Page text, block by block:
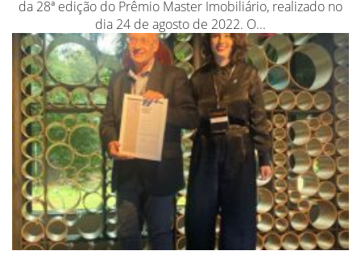
da 28ª edição do Prêmio Master Imobiliário, realizado no
dia 24 de agosto de 2022. O...